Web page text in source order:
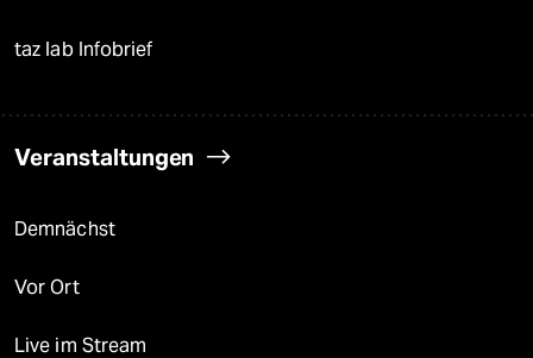
taz lab Infobrief
Veranstaltungen
Demnächst
Vor Ort
Live im Stream